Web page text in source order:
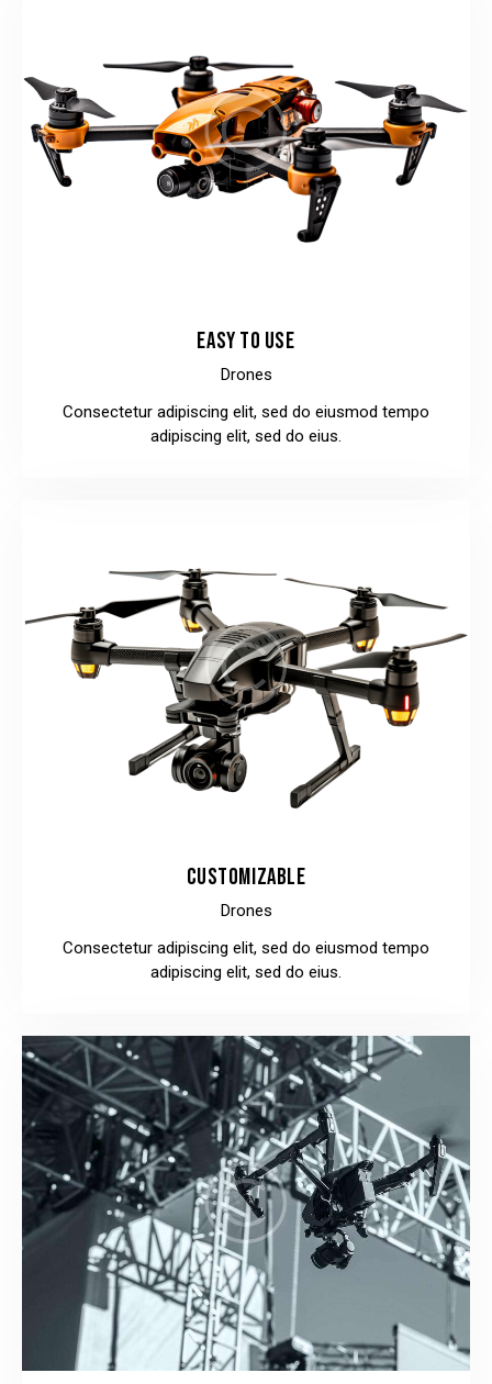
EASY TO USE
Drones
Consectetur adipiscing elit, sed do eiusmod tempo
adipiscing elit, sed do eius.
CUSTOMIZABLE
Drones
Consectetur adipiscing elit, sed do eiusmod tempo
adipiscing elit, sed do eius.